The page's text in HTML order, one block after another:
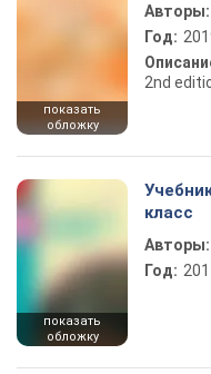
показать
обложку
Авторы:
Год:
2nd
показать
обложку
класс
Авторы:
Год: